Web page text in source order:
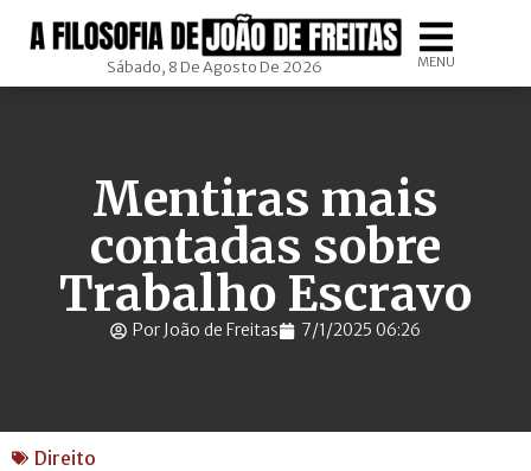
Sábado, 8 De Agosto De 2026 MENU
Mentiras mais
contadas sobre
Trabalho Escravo
Por João de Freitas 7/1/2025 06:26
Direito